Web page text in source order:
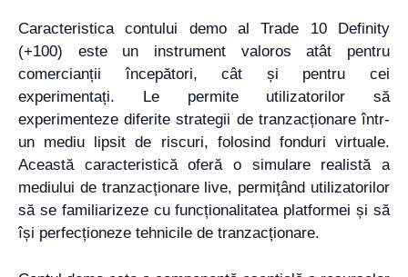
Caracteristica contului demo al Trade 10 Definity
(+100) este un instrument valoros atât pentru
comercianții începători, cât și pentru cei
experimentați. Le permite utilizatorilor să
experimenteze diferite strategii de tranzacționare într-
un mediu lipsit de riscuri, folosind fonduri virtuale.
Această caracteristică oferă o simulare realistă a
mediului de tranzacționare live, permițând utilizatorilor
să se familiarizeze cu funcționalitatea platformei și să
își perfecționeze tehnicile de tranzacționare.